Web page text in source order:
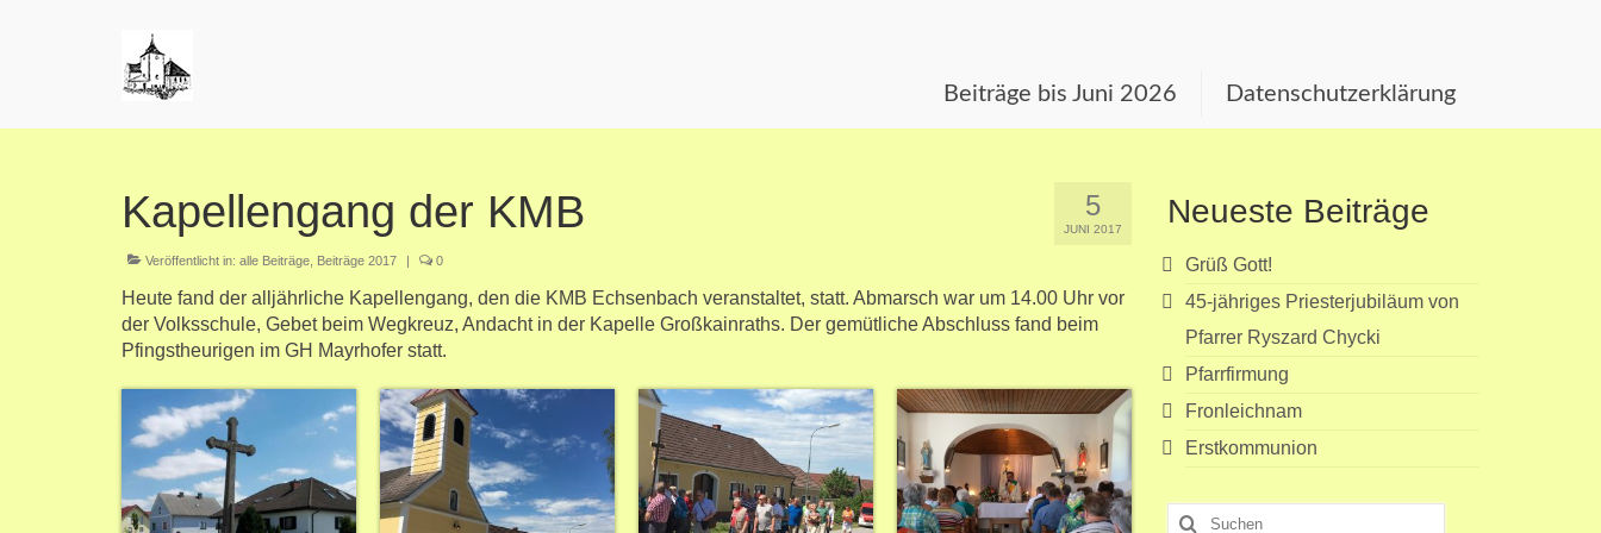
Beiträge bis Juni 2026 Datenschutzerklärung
5
JUNI 2017
Kapellengang der KMB
Veröffentlicht in: alle Beiträge Beiträge 2017 | 0
Heute fand der alljährliche Kapellengang, den die KMB Echsenbach veranstaltet, statt. Abmarsch war um 14.00 Uhr vor
der Volksschule, Gebet beim Wegkreuz, Andacht in der Kapelle Großkainraths. Der gemütliche Abschluss fand beim
Pfingstheurigen im GH Mayrhofer statt.
Neueste Beiträge
Grüß Gott!
45-jähriges Priesterjubiläum von
Pfarrer Ryszard Chycki
Pfarrfirmung
Fronleichnam
Erstkommunion
Suchen